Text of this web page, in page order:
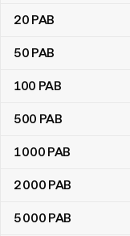
20 PAB
50 PAB
100 PAB
500 PAB
1 000 PAB
2 000 PAB
5 000 PAB